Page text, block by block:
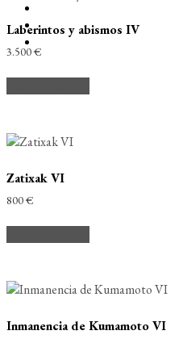
Laberintos y abismos IV
3.500€
Zatixak VI
800€
Inmanencia de Kumamoto VI